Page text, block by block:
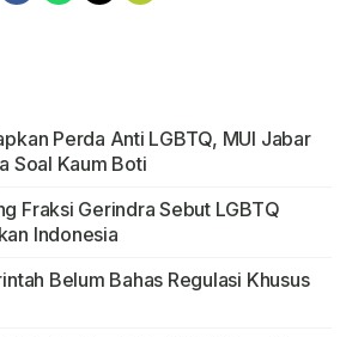
Perda Anti LGBTQ, MUI Jabar
Soal Kaum Boti
Fraksi Gerindra Sebut LGBTQ
Indonesia
Belum Bahas Regulasi Khusus